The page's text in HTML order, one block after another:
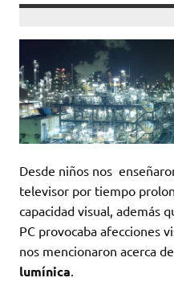
Desde niños nos
televisor por tiempo
capacidad visual, además
PC provocaba afecciones
nos mencionaron acerca de
lumínica